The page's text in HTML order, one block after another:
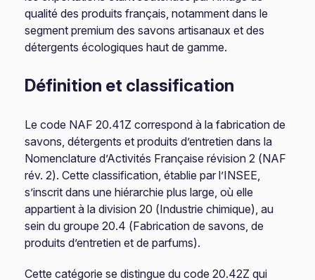
qualité des produits français, notamment dans le
segment premium des savons artisanaux et des
détergents écologiques haut de gamme.
Définition et classification
Le code NAF 20.41Z correspond à la fabrication de
savons, détergents et produits d’entretien dans la
Nomenclature d’Activités Française révision 2 (NAF
rév. 2). Cette classification, établie par l’INSEE,
s’inscrit dans une hiérarchie plus large, où elle
appartient à la division 20 (Industrie chimique), au
sein du groupe 20.4 (Fabrication de savons, de
produits d’entretien et de parfums).
Cette catégorie se distingue du code 20.42Z qui